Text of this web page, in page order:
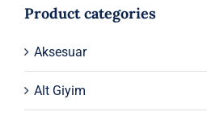
Product categories
Aksesuar
Alt Giyim